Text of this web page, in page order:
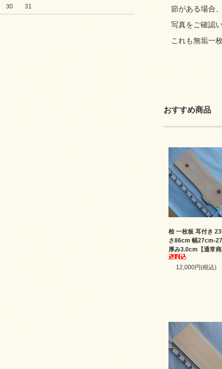
30 31
節がある場合
写真をご確認
これも無垢一
おすすめ商品
桧 一枚板 耳付き
さ86cm 幅27cm-
厚み3.0cm【通常
12,000円(税込)